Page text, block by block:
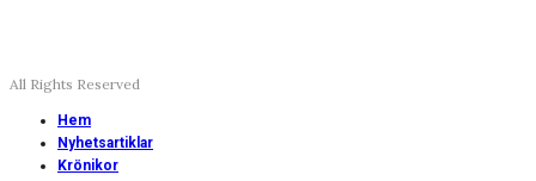
All Rights Reserved
Hem
Nyhetsartiklar
Krönikor